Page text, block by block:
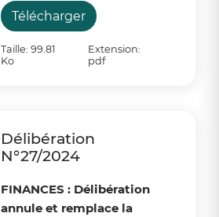
Télécharger
Taille: 99.81
Ko
Extension:
pdf
Délibération
N°27/2024
FINANCES : Délibération
annule et remplace la